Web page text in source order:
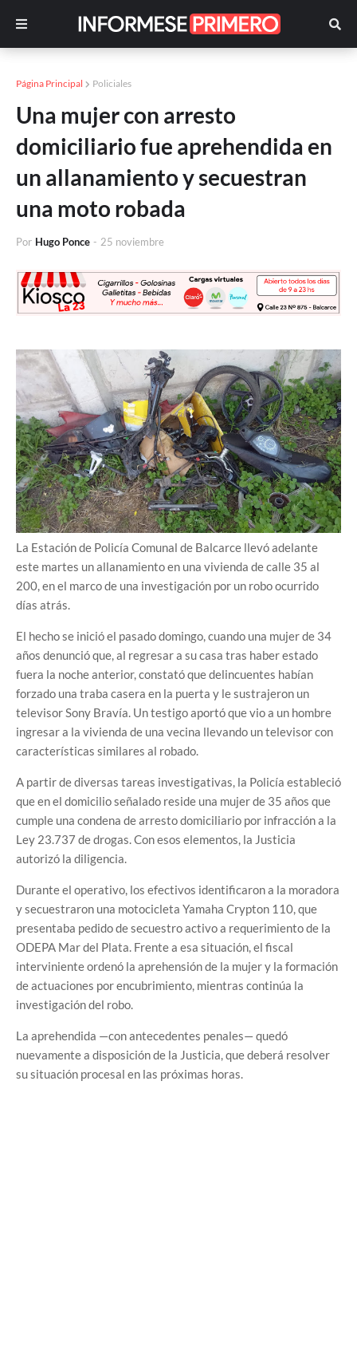
Página Principal Policiales
Una mujer con arresto
domiciliario fue aprehendida en
un allanamiento y secuestran
una moto robada
Por Hugo Ponce - 25 noviembre
La Estación de Policía Comunal de Balcarce llevó adelante
este martes un allanamiento en una vivienda de calle 35 al
200, en el marco de una investigación por un robo ocurrido
días atrás.
El hecho se inició el pasado domingo, cuando una mujer de 34
años denunció que, al regresar a su casa tras haber estado
fuera la noche anterior, constató que delincuentes habían
forzado una traba casera en la puerta y le sustrajeron un
televisor Sony Bravía. Un testigo aportó que vio a un hombre
ingresar a la vivienda de una vecina llevando un televisor con
características similares al robado.
A partir de diversas tareas investigativas, la Policía estableció
que en el domicilio señalado reside una mujer de 35 años que
cumple una condena de arresto domiciliario por infracción a la
Ley 23.737 de drogas. Con esos elementos, la Justicia
autorizó la diligencia.
Durante el operativo, los efectivos identificaron a la moradora
y secuestraron una motocicleta Yamaha Crypton 110, que
presentaba pedido de secuestro activo a requerimiento de la
ODEPA Mar del Plata. Frente a esa situación, el fiscal
interviniente ordenó la aprehensión de la mujer y la formación
de actuaciones por encubrimiento, mientras continúa la
investigación del robo.
La aprehendida —con antecedentes penales— quedó
nuevamente a disposición de la Justicia, que deberá resolver
su situación procesal en las próximas horas.